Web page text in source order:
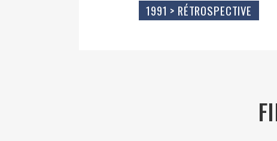
1991 > RÉTROSPECTIVE